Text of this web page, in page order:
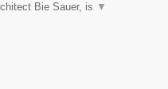
Bie Sauer, is ▼